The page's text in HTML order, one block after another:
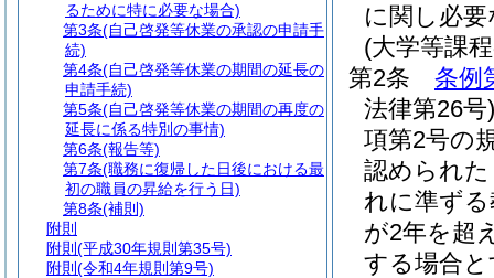
に関し必
(大学等課
第2条
条例
法律第26号)
項第2号の
認められ
れに準ず
が2年を超
する場合
るために特に必要な場合)
第3条(自己啓発等休業の承認の申請手
続)
第4条(自己啓発等休業の期間の延長の
申請手続)
第5条(自己啓発等休業の期間の再度の
延長に係る特別の事情)
第6条(報告等)
第7条(職務に復帰した日後における最
初の職員の昇給を行う日)
第8条(補則)
附則
附則 (平成30年規則第35号)
附則 (令和4年規則第9号)